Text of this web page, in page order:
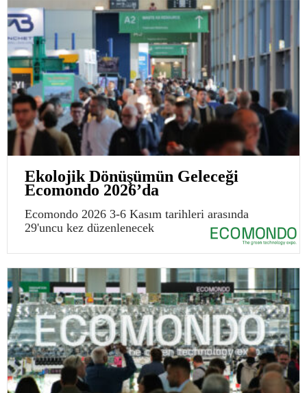
Ekolojik Dönüşümün Geleceği
Ecomondo 2026’da
Ecomondo 2026 3-6 Kasım tarihleri arasında
29'uncu kez düzenlenecek